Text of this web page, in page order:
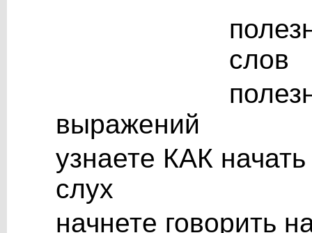
слов
выражений
узнаете КАК
слух
начнете говорить